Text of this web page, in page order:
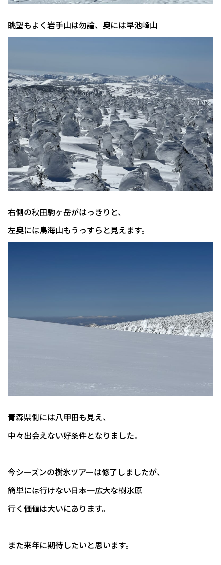
眺望もよく岩手山は勿論、奥には早池峰山
右側の秋田駒ヶ岳がはっきりと、
左奥には鳥海山もうっすらと見えます。
青森県側には八甲田も見え、
中々出会えない好条件となりました。
今シーズンの樹氷ツアーは修了しましたが、
簡単には行けない日本一広大な樹氷原
行く価値は大いにあります。
また来年に期待したいと思います。